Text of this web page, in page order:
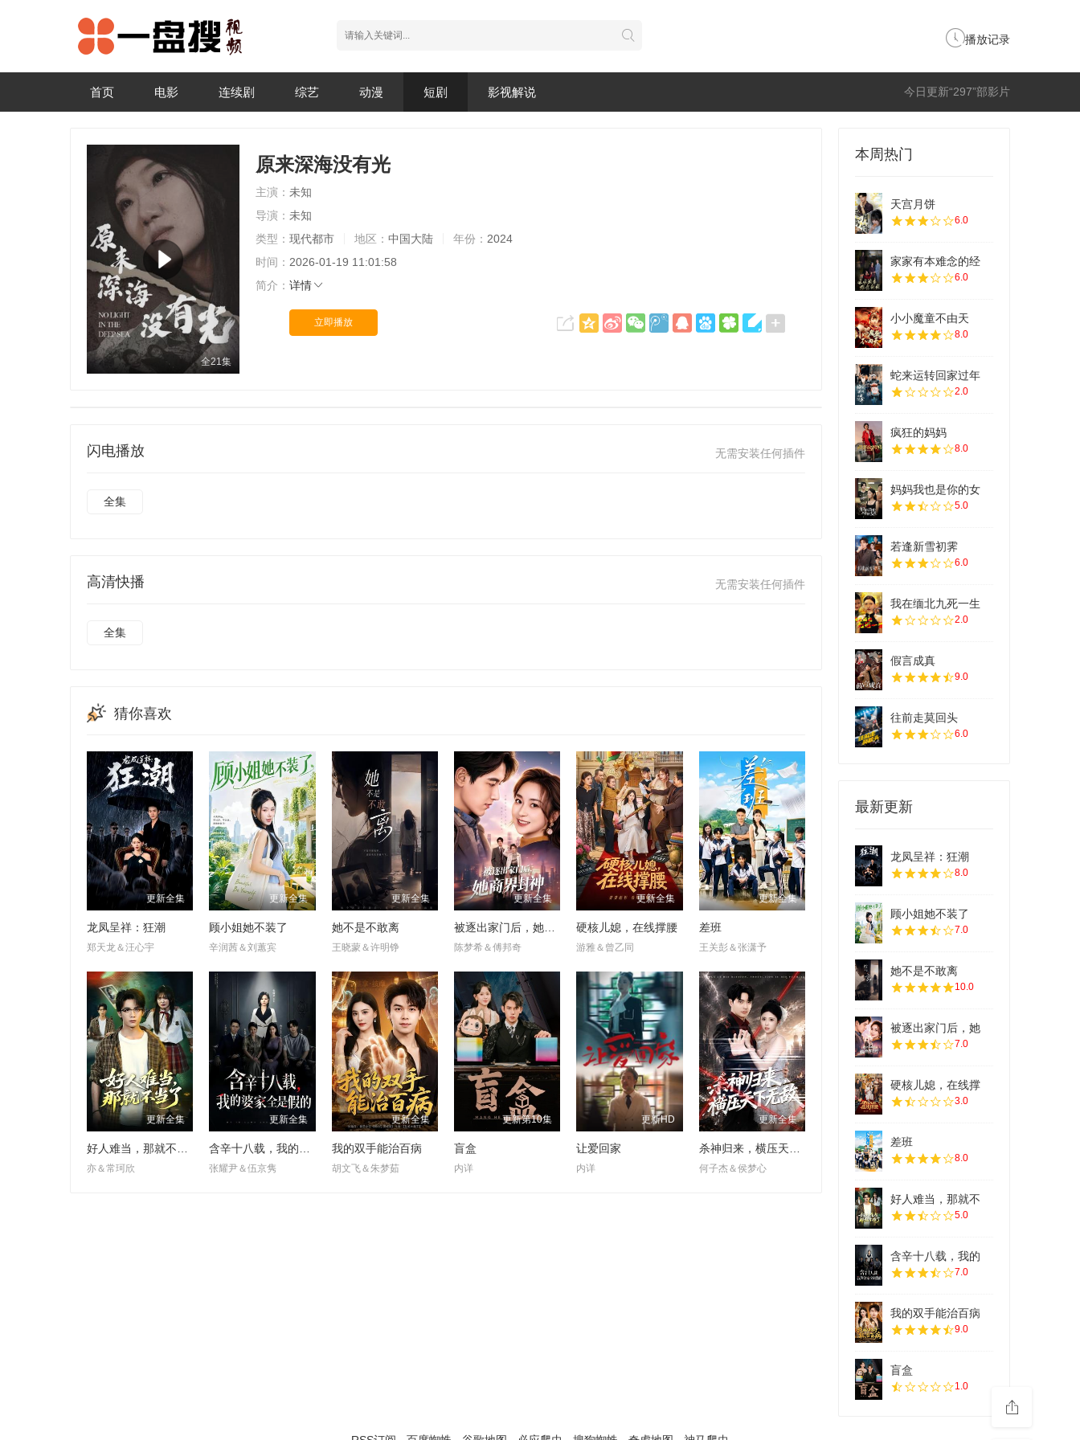
播放记录
今日更新“297”部影片
首页 电影 连续剧 综艺 动漫 短剧 影视解说
全21集
原来深海没有光
主演： 未知
导演： 未知
类型： 现代都市 地区： 中国大陆 年份： 2024
时间： 2026-01-19 11:01:58
简介： 详情
立即播放
无需安装任何插件
闪电播放
全集
无需安装任何插件
高清快播
全集
猜你喜欢
更新全集
龙凤呈祥：狂潮
郑天龙＆汪心宇
更新全集
顾小姐她不装了
辛润茜＆刘蕙宾
更新全集
她不是不敢离
王晓蒙＆许明铮
更新全集
被逐出家门后，她商界封神
陈梦希＆傅邦奇
更新全集
硬核儿媳，在线撑腰
游雅＆曾乙同
更新全集
差班
王关彭＆张潇予
更新全集
亦＆常珂欣
更新全集
张耀尹＆伍京隽
更新全集
我的双手能治百病
胡文飞＆朱梦茹
更新第10集
盲盒
内详
更新HD
让爱回家
内详
更新全集
何子杰＆侯梦心
本周热门
天宫月饼
6.0
家家有本难念的经
6.0
小小魔童不由天
8.0
蛇来运转回家过年
2.0
疯狂的妈妈
8.0
妈妈我也是你的女
5.0
若逢新雪初霁
6.0
我在缅北九死一生
2.0
假言成真
9.0
往前走莫回头
6.0
最新更新
龙凤呈祥：狂潮
8.0
顾小姐她不装了
7.0
她不是不敢离
10.0
被逐出家门后，她
7.0
硬核儿媳，在线撑
3.0
差班
8.0
好人难当，那就不
5.0
含辛十八载，我的
7.0
我的双手能治百病
9.0
盲盒
1.0